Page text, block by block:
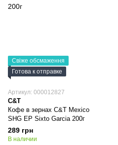
Свіже обсмаження
Готова к отправке
Артикул: 000012827
C&T
Кофе в зернах C&T Mexico
SHG EP Sixto Garcia 200г
289 грн
В наличии